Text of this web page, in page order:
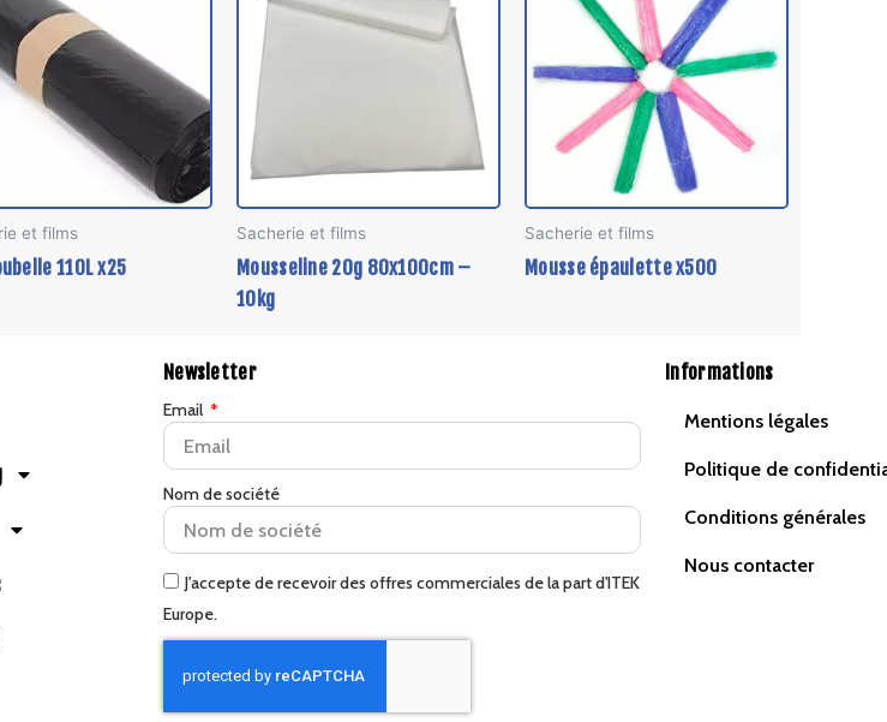
et films
110L x25
Sacherie et films
Mousseline 20g 80x100cm –
10kg
Sacherie et films
Mousse épaulette x500
Newsletter
Email
Nom de société
J'accepte de recevoir des offres commerciales de la part d'ITEK
Europe.
Informations
Mentions légales
Politique de
Conditions générales
Nous contacter